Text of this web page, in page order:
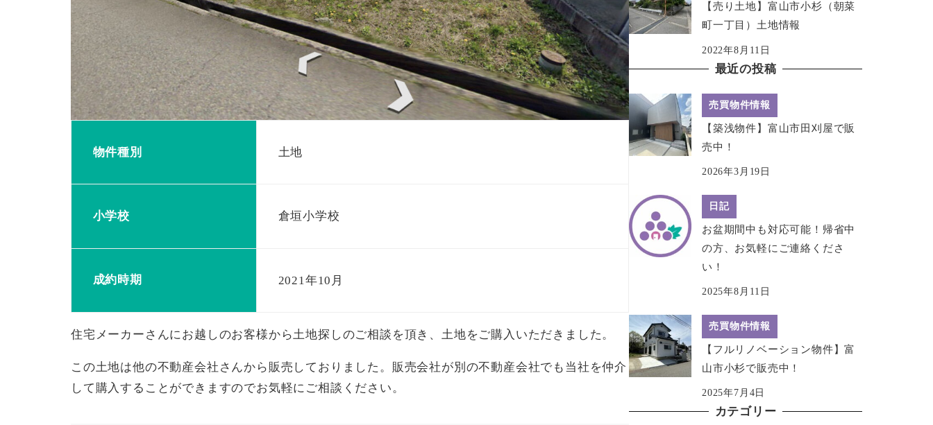
物件種別 土地
小学校 倉垣小学校
成約時期 2021年10月
住宅メーカーさんにお越しのお客様から土地探しのご相談を頂き、土地をご購入いただきました。
この土地は他の不動産会社さんから販売しておりました。販売会社が別の不動産会社でも当社を仲介
して購入することができますのでお気軽にご相談ください。
【売り土地】富山市小杉（朝菜
町一丁目）土地情報
2022年8月11日
最近の投稿
売買物件情報
【築浅物件】富山市田刈屋で販
売中！
2026年3月19日
日記
お盆期間中も対応可能！帰省中
の方、お気軽にご連絡くださ
い！
2025年8月11日
売買物件情報
【フルリノベーション物件】富
山市小杉で販売中！
2025年7月4日
カテゴリー